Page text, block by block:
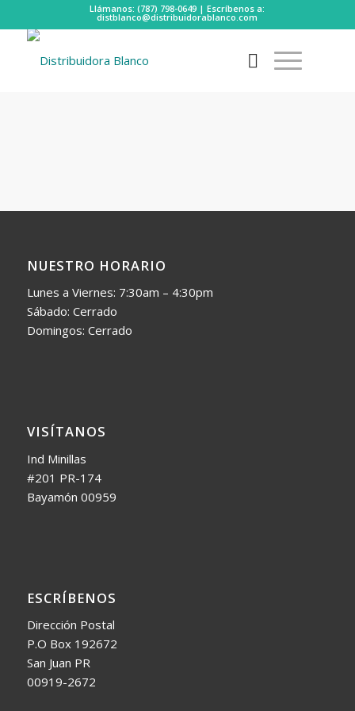
Llámanos: (787) 798-0649 | Escríbenos a:
distblanco@distribuidorablanco.com
NUESTRO HORARIO
Lunes a Viernes: 7:30am – 4:30pm
Sábado: Cerrado
Domingos: Cerrado
VISÍTANOS
Ind Minillas
#201 PR-174
Bayamón 00959
ESCRÍBENOS
Dirección Postal
P.O Box 192672
San Juan PR
00919-2672